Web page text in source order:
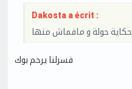
Dakosta a écrit :
حكاية حولة و مافماش منها
فسرلنا يرحم بوك